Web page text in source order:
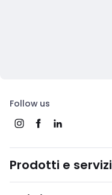
Follow us
Prodotti e servizi